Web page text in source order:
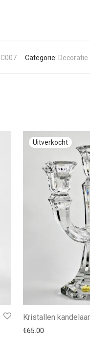
Categorie: Decoratie
Kristallen
€65.00